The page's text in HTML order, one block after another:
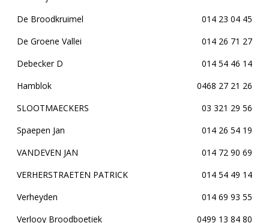
De Broodkruimel
014 23 04 45
De Groene Vallei
014 26 71 27
Debecker D
014 54 46 14
Hamblok
0468 27 21 26
SLOOTMAECKERS
03 321 29 56
Spaepen Jan
014 26 54 19
VANDEVEN JAN
014 72 90 69
VERHERSTRAETEN PATRICK
014 54 49 14
Verheyden
014 69 93 55
Verlooy Broodboetiek
0499 13 84 80